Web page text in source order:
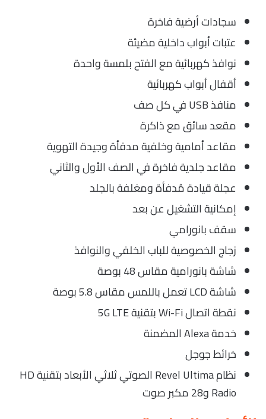
سجادات أرضية فاخرة
عتبات أبواب داخلية مضيئة
نوافذ كهربائية مع الفتح بلمسة واحدة
أقفال أبواب كهربائية
منافذ USB في كل صف
مقعد سائق مع ذاكرة
مقاعد أمامية وخلفية مدفأة وجيدة التهوية
مقاعد جلدية فاخرة في الصف الأول والثاني
عجلة قيادة مُدفأة ومغلفة بالجلد
إمكانية التشغيل عن بعد
سقف بانورامي
زجاج الخصوصية للباب الخلفي والنوافذ
شاشة بانورامية مقاس 48 بوصة
شاشة LCD تعمل باللمس مقاس 5.8 بوصة
نقطة اتصال Wi-Fi بتقنية 5G LTE
خدمة Alexa المضمنة
خرائط جوجل
نظام Revel Ultima الصوتي ثلاثي الأبعاد بتقنية HD
Radio و28 مكبر صوت